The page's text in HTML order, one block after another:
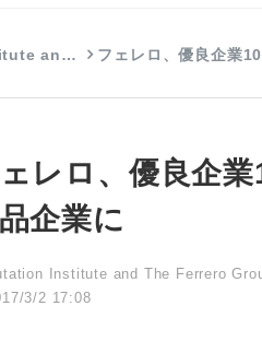
an… フェレロ、優良企業
レロ、優良企
企業に
Institute and The Ferrero
3/2 17:08